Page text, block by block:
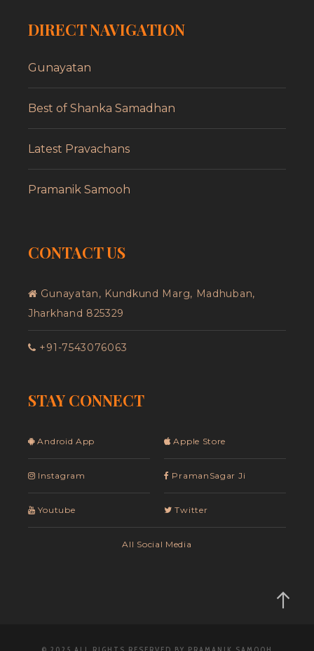
DIRECT NAVIGATION
Gunayatan
Best of Shanka Samadhan
Latest Pravachans
Pramanik Samooh
CONTACT US
Gunayatan, Kundkund Marg, Madhuban,
Jharkhand 825329
+91-7543076063
STAY CONNECT
Android App
Instagram
Youtube
Apple Store
PramanSagar Ji
Twitter
All Social Media